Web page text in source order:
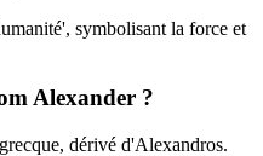
symbolisant la force et
Alexander ?
dérivé d'Alexandros.